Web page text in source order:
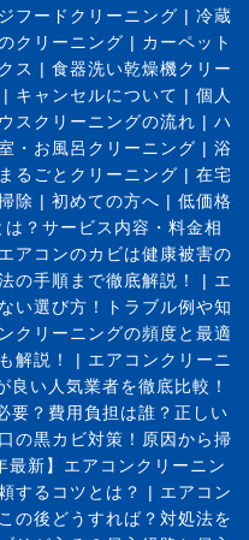
フードクリーニング | 冷蔵
クリーニング | カーペット
ス | 食器洗い乾燥機クリー
| キャンセルについて | 個人
スクリーニングの流れ | ハ
・お風呂クリーニング | 浴
るごとクリーニング | 在宅
除 | 初めての方へ | 低価格
？サービス内容・料金相
エアコンのカビは健康被害の
の手順まで徹底解説！
| エ
い選び方！トラブル例や知
クリーニングの頻度と最適
解説！
| エアコンクリーニ
良い人気業者を徹底比較！
要？費用負担は誰？正しい
の黒カビ対策！原因から掃
最新】エアコンクリーニン
するコツとは？
| エアコン
の後どうすれば？対処法を